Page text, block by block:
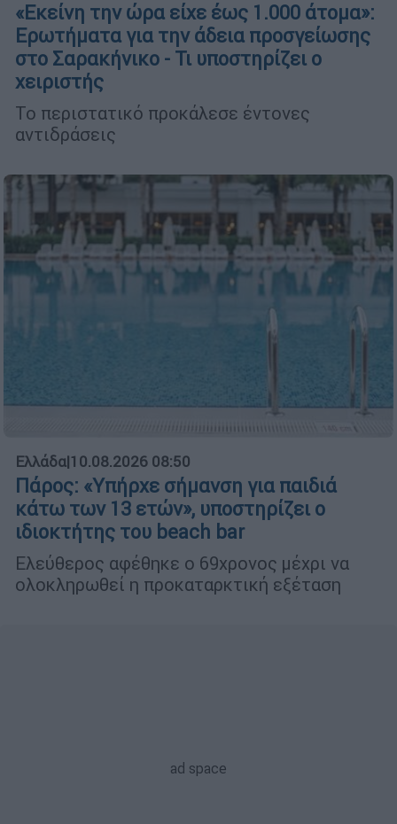
«Εκείνη την ώρα είχε έως 1.000 άτομα»:
Ερωτήματα για την άδεια προσγείωσης
στο Σαρακήνικο - Τι υποστηρίζει ο
χειριστής
Το περιστατικό προκάλεσε έντονες
αντιδράσεις
Ελλάδα|10.08.2026 08:50
Πάρος: «Υπήρχε σήμανση για παιδιά
κάτω των 13 ετών», υποστηρίζει ο
ιδιοκτήτης του beach bar
Ελεύθερος αφέθηκε ο 69χρονος μέχρι να
ολοκληρωθεί η προκαταρκτική εξέταση